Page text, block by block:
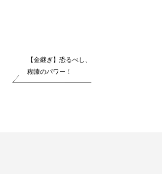
【金継ぎ】恐るべし、
糊漆のパワー！